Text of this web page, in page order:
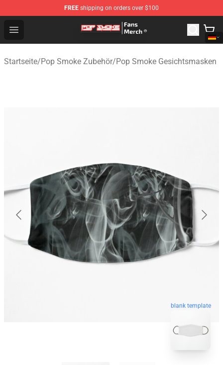
FREE shipping on orders over $100
Open menu
Pop Smoke Store - Official Pop Smoke Merchandise
Startseite/Pop Smoke Zubehör/Pop Smoke Gesichtsmasken
blank template